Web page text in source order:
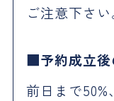
ご注意下さい
予約成立
前日まで50%